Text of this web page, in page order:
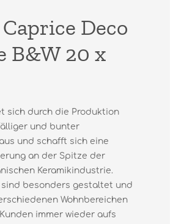
Deco
B&W 20 x
sich durch die Produktion
und bunter
und schafft sich eine
an der Spitze der
Keramikindustrie.
sind besonders gestaltet und
Wohnbereichen
immer wieder aufs